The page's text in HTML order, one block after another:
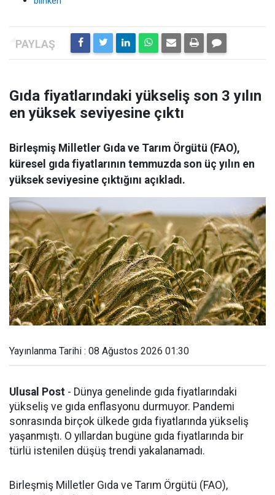
Gıda fiyatlarındaki yükseliş son 3 yılın
en yüksek seviyesine çıktı
Birleşmiş Milletler Gıda ve Tarım Örgütü (FAO),
küresel gıda fiyatlarının temmuzda son üç yılın en
yüksek seviyesine çıktığını açıkladı.
Yayınlanma Tarihi : 08 Ağustos 2026 01:30
Ulusal Post - Dünya genelinde gıda fiyatlarındaki
yükseliş ve gıda enflasyonu durmuyor. Pandemi
sonrasında birçok ülkede gıda fiyatlarında yükseliş
yaşanmıştı. O yıllardan bugüne gıda fiyatlarında bir
türlü istenilen düşüş trendi yakalanamadı.
Birleşmiş Milletler Gıda ve Tarım Örgütü (FAO),